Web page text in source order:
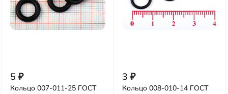
5 ₽
Кольцо 007-011-25 ГОСТ
3 ₽
Кольцо 008-010-14 ГОСТ